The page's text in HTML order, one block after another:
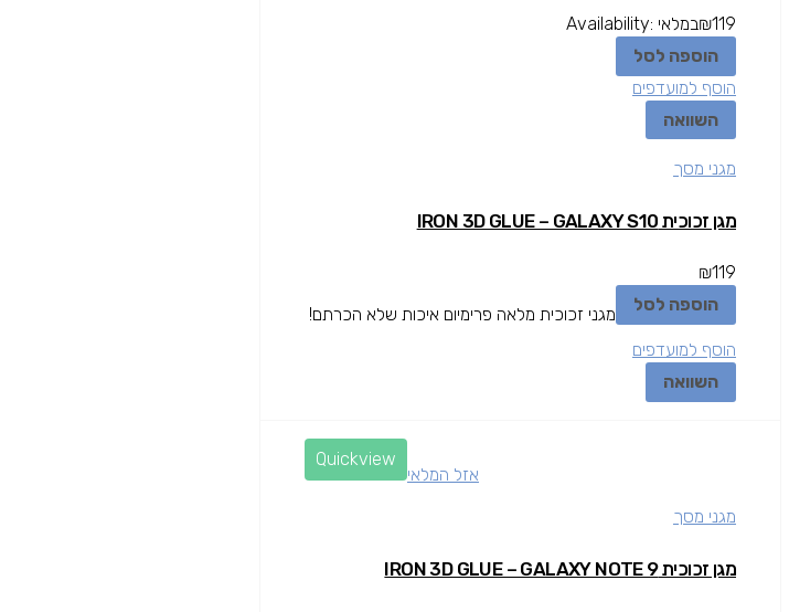
₪119
Availability: במלאי
הוספה לסל
הוסף למועדפים
השוואה
מגני מסך
מגן זכוכית IRON 3D GLUE – GALAXY S10
₪119
הוספה לסל
מגני זכוכית מלאה פרימיום איכות שלא הכרתם!
הוסף למועדפים
השוואה
Quickview
אזל המלאי
מגני מסך
מגן זכוכית IRON 3D GLUE – GALAXY NOTE 9